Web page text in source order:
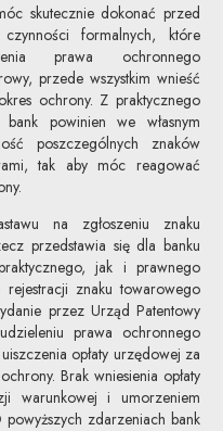
skutecznie dokonać przed
formalnych, które
prawa ochronnego
przede wszystkim wnieść
ochrony. Z praktycznego
powinien we własnym
poszczególnych znaków
tak aby móc reagować
na zgłoszeniu znaku
przedstawia się dla banku
jak i prawnego
znaku towarowego
przez Urząd Patentowy
prawa ochronnego
opłaty urzędowej za
Brak wniesienia opłaty
warunkowej i umorzeniem
zdarzeniach bank